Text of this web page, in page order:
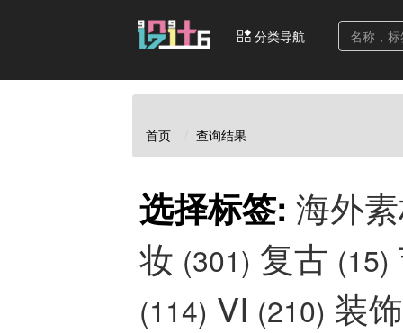
分类导航
首页 查询结果
选择标签: 海外
妆 (301) 复古 (15)
(114) VI (210) 装